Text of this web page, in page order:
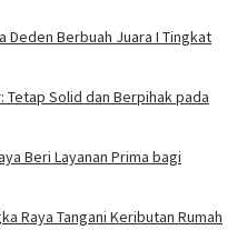
Deden Berbuah Juara I Tingkat
Tetap Solid dan Berpihak pada
Beri Layanan Prima bagi
Raya Tangani Keributan Rumah